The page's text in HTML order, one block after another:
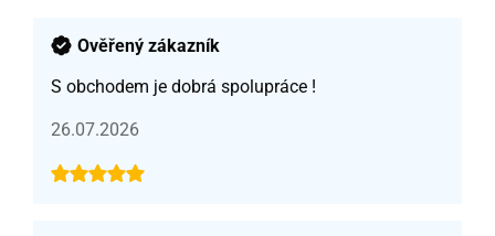
Ověřený zákazník
S obchodem je dobrá spolupráce !
26.07.2026